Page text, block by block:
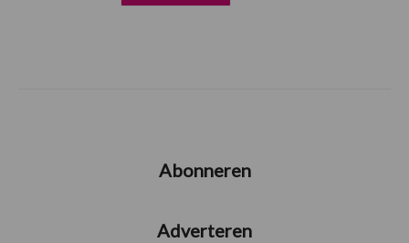
Abonneren
Adverteren